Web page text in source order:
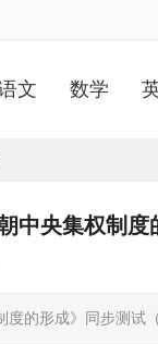
文 数学
中央集权制
度的形成》同步测试